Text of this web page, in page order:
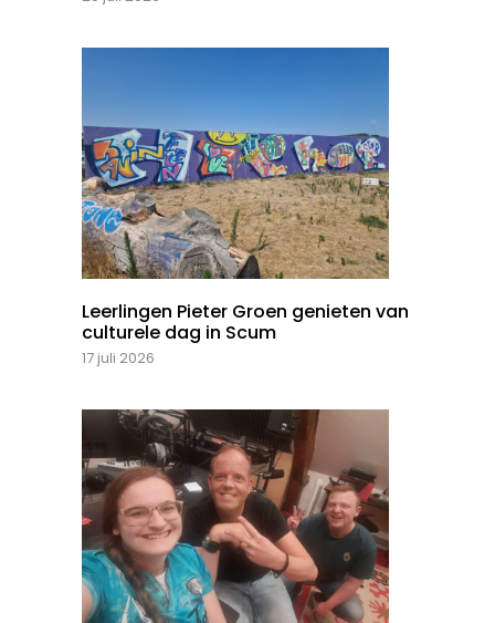
Leerlingen Pieter Groen genieten van
culturele dag in Scum
17 juli 2026